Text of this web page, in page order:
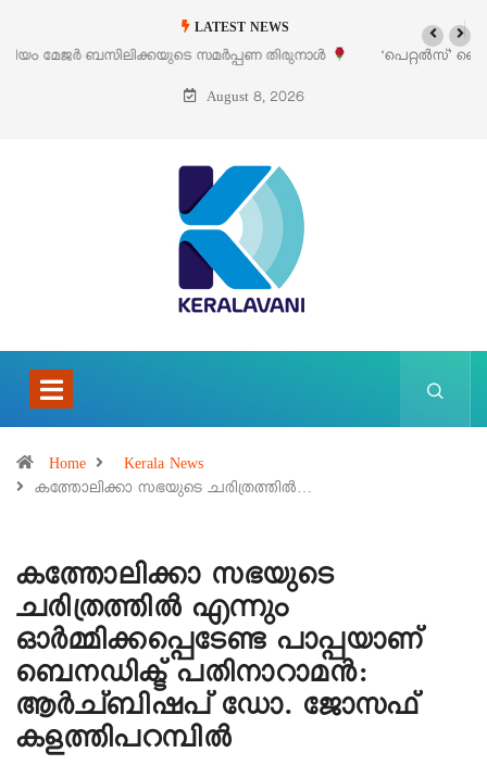
LATEST NEWS
‘പെറ്റൽസ്’ ലൈഫ് സ്റ്റൈൽ എക്സിബിഷനും സെയിലും ഓഗസ്റ്റ് 8-ന്
പെരുമാനൂരിൽ
August 8, 2026
Home
Kerala News
കത്തോലിക്കാ സഭയുടെ ചരിത്രത്തിൽ…
കത്തോലിക്കാ സഭയുടെ
ചരിത്രത്തിൽ എന്നും
ഓർമ്മിക്കപ്പെടേണ്ട പാപ്പയാണ്
ബെനഡിക്ട് പതിനാറാമൻ:
ആർച്ബിഷപ് ഡോ. ജോസഫ്
കളത്തിപറമ്പിൽ